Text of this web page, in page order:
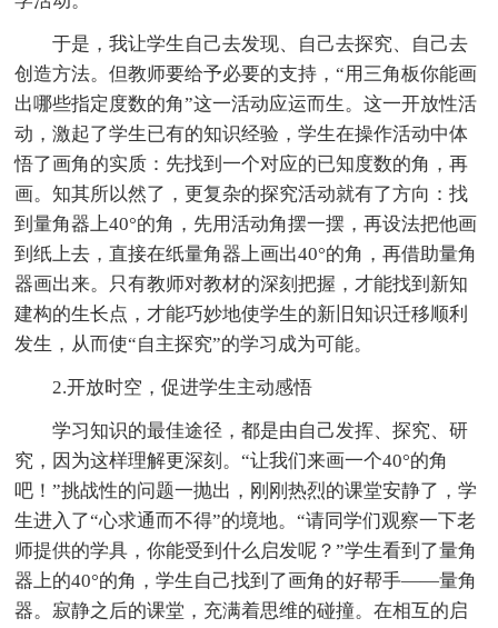
于是，我让学生自己去发现、自己去探究、自己去
创造方法。但教师要给予必要的支持，“用三角板你能画
出哪些指定度数的角”这一活动应运而生。这一开放性活
动，激起了学生已有的知识经验，学生在操作活动中体
悟了画角的实质：先找到一个对应的已知度数的角，再
画。知其所以然了，更复杂的探究活动就有了方向：找
到量角器上40°的角，先用活动角摆一摆，再设法把他画
到纸上去，直接在纸量角器上画出40°的角，再借助量角
器画出来。只有教师对教材的深刻把握，才能找到新知
建构的生长点，才能巧妙地使学生的新旧知识迁移顺利
发生，从而使“自主探究”的学习成为可能。
2.开放时空，促进学生主动感悟
学习知识的最佳途径，都是由自己发挥、探究、研
究，因为这样理解更深刻。“让我们来画一个40°的角
吧！”挑战性的问题一抛出，刚刚热烈的课堂安静了，学
生进入了“心求通而不得”的境地。“请同学们观察一下老
师提供的学具，你能受到什么启发呢？”学生看到了量角
器上的40°的角，学生自己找到了画角的好帮手——量角
器。寂静之后的课堂，充满着思维的碰撞。在相互的启